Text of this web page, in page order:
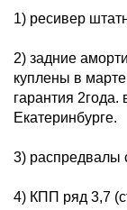
1) ресивер
2) задние
куплены в
гарантия
Екатеринбурге.
3) распредвалы
4) КПП ряд 3,7